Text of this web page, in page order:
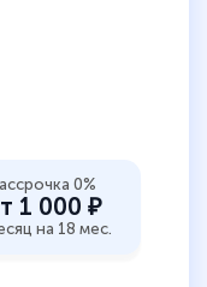
0%
1 000 ₽
на 18 мес.